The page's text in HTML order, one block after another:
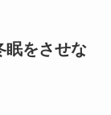
眠をさせな